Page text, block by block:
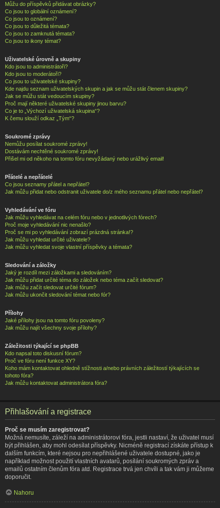
Můžu do příspěvků přidávat obrázky?
Co jsou to globální oznámení?
Co jsou to oznámení?
Co jsou to důležitá témata?
Co jsou to zamknutá témata?
Co jsou to ikony témat?
Uživatelské úrovně a skupiny
Kdo jsou to administrátoři?
Kdo jsou to moderátoři?
Co jsou to uživatelské skupiny?
Kde najdu seznam uživatelských skupin a jak se můžu stát členem skupiny?
Jak se můžu stát vedoucím skupiny?
Proč mají některé uživatelské skupiny jinou barvu?
Co je to „Výchozí uživatelská skupina“?
K čemu slouží odkaz „Tým“?
Soukromé zprávy
Nemůžu posílat soukromé zprávy!
Dostávám nechtěné soukromé zprávy!
Přišel mi od někoho na tomto fóru nevyžádaný nebo urážlivý email!
Přátelé a nepřátelé
Co jsou seznamy přátel a nepřátel?
Jak můžu přidat nebo odstranit uživatele do/z mého seznamu přátel nebo nepřátel?
Vyhledávání ve fóru
Jak můžu vyhledávat na celém fóru nebo v jednotlivých fórech?
Proč moje vyhledávání nic nenašlo?
Proč se mi po vyhledávání zobrazí prázdná stránka!?
Jak můžu vyhledat určité uživatele?
Jak můžu vyhledat svoje vlastní příspěvky a témata?
Sledování a záložky
Jaký je rozdíl mezi záložkami a sledováním?
Jak můžu přidat určité téma do záložek nebo téma začít sledovat?
Jak můžu začít sledovat určité fórum?
Jak můžu ukončit sledování témat nebo fór?
Přílohy
Jaké přílohy jsou na tomto fóru povoleny?
Jak můžu najít všechny svoje přílohy?
Záležitosti týkající se phpBB
Kdo napsal toto diskusní fórum?
Proč ve fóru není funkce XY?
Koho mám kontaktovat ohledně stížnosti a/nebo právních záležitostí týkajících se
tohoto fóra?
Jak můžu kontaktovat administrátora fóra?
Přihlašování a registrace
Proč se musím zaregistrovat?
Možná nemusíte, záleží na administrátorovi fóra, jestli nastaví, že uživatel musí
být přihlášen, aby mohl odesílat příspěvky. Nicméně registrací získáte přístup k
dalším funkcím, které nejsou pro nepřihlášené uživatele dostupné, jako je
například možnost použití vlastních avatarů, posílání soukromých zpráv a
emailů ostatním členům fóra atd. Registrace trvá jen chvíli a tak vám ji můžeme
doporučit.
Nahoru